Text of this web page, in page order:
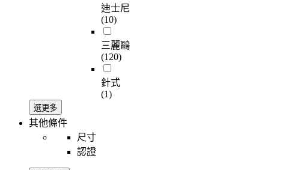
迪士尼
(10)
三麗鷗
(120)
針式
(1)
選更多
其他條件
尺寸
認證